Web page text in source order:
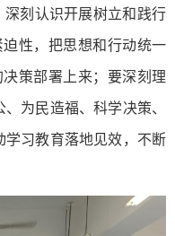
刻认识开展树立和践行
性，把思想和行动统一
策部署上来；要深刻理
为民造福、科学决策、
学习教育落地见效，不断